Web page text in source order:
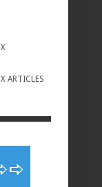
ARTICLES